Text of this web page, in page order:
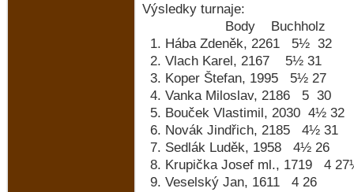
Výsledky turnaje:
Body Buchholz
1. Hába Zdeněk, 2261 5½ 32
2. Vlach Karel, 2167 5½ 31
3. Koper Štefan, 1995 5½ 27
4. Vanka Miloslav, 2186 5 30
5. Bouček Vlastimil, 2030 4½ 32
6. Novák Jindřich, 2185 4½ 31
7. Sedlák Luděk, 1958 4½ 26
8. Krupička Josef ml., 1719 4
9. Veselský Jan, 1611 4 26